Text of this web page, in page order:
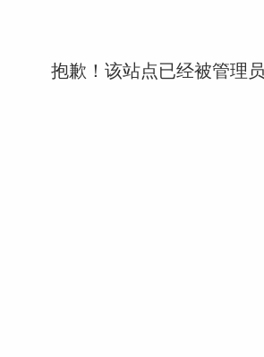
抱歉！该站点已经被管理